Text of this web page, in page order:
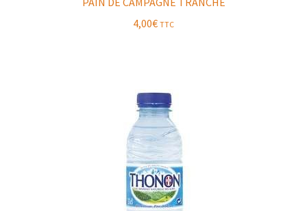
4,00€ TTC